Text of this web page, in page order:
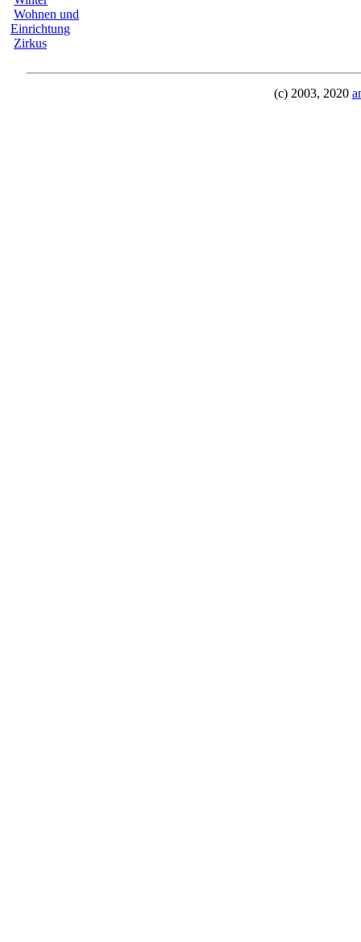
Wohnen und
Einrichtung
Zirkus
(c) 2003, 2020